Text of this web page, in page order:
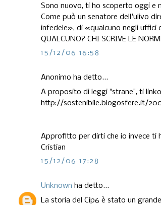
Sono nuovo, ti ho scoperto oggi e
Come può un senatore dell'ulivo
infedele», di «qualcuno negli uffici
QUALCUNO? CHI SCRIVE LE
15/12/06 16:58
Anonimo ha detto...
A proposito di leggi "strane", ti
http://sostenibile.blogosfere.it/
Approfitto per dirti che io invece ti
Cristian
15/12/06 17:28
Unknown ha detto...
La storia del Cip6 è stato un